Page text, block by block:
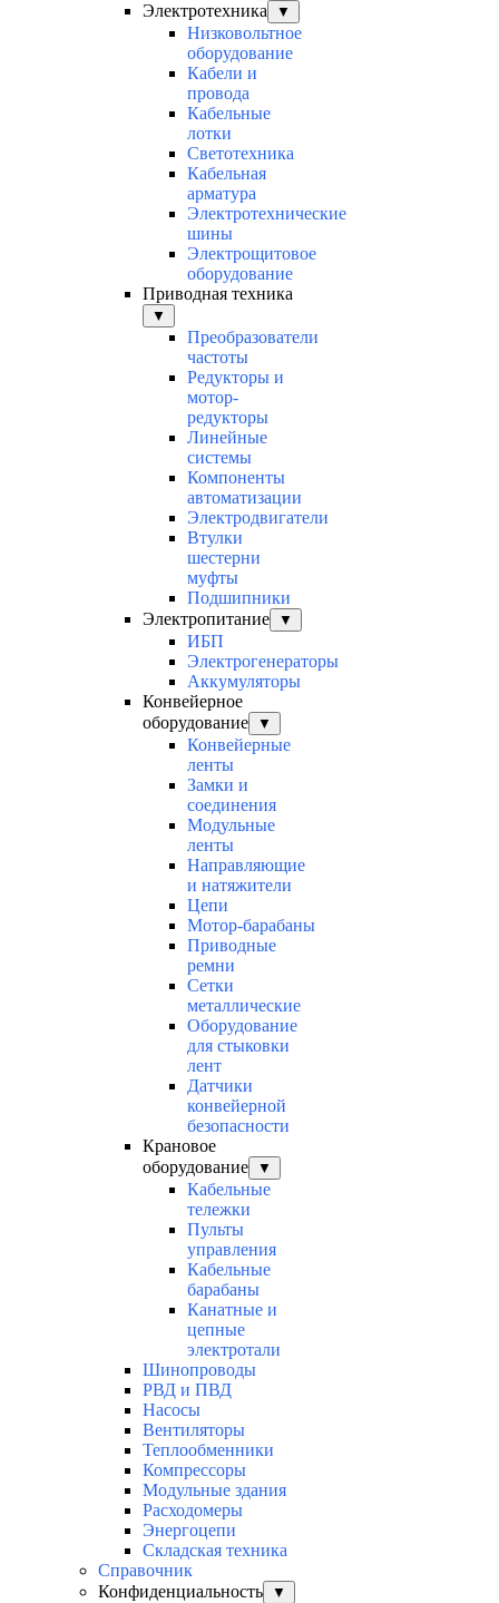
Электротехника ▼
Низковольтное
оборудование
Кабели и
провода
Кабельные
лотки
Светотехника
Кабельная
арматура
Электротехнические
шины
Электрощитовое
оборудование
Приводная техника
▼
Преобразователи
частоты
Редукторы и
мотор-
редукторы
Линейные
системы
Компоненты
автоматизации
Электродвигатели
Втулки
шестерни
муфты
Подшипники
Электропитание
▼
ИБП
Электрогенераторы
Аккумуляторы
Конвейерное
оборудование
▼
Конвейерные
ленты
Замки и
соединения
Модульные
ленты
Направляющие
и натяжители
Цепи
Мотор-барабаны
Приводные
ремни
Сетки
металлические
Оборудование
для стыковки
лент
Датчики
конвейерной
безопасности
Крановое
оборудование
▼
Кабельные
тележки
Пульты
управления
Кабельные
барабаны
Канатные и
цепные
электротали
Шинопроводы
РВД и ПВД
Насосы
Вентиляторы
Теплообменники
Компрессоры
Модульные здания
Расходомеры
Энергоцепи
Складская техника
Справочник
Конфиденциальность
▼